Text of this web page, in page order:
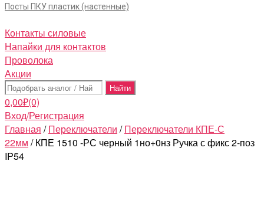
Посты ПКУ пластик (настенные)
Контакты силовые
Напайки для контактов
Проволока
Акции
Поиск:
0,00₽(0)
Вход/Регистрация
Главная /Переключатели /Переключатели КПЕ-С
22мм / КПЕ 1510 -РС черный 1но+0нз Ручка с фикс 2-поз
IP54